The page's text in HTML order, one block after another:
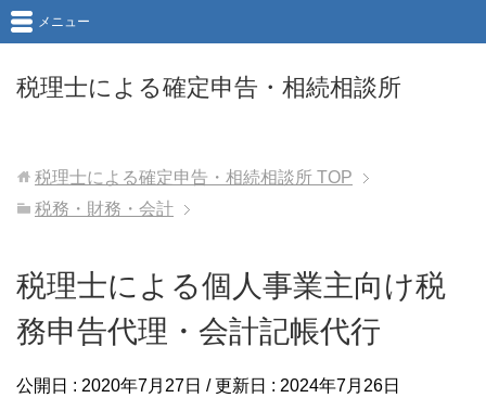
税理士による確定申告・相続相談所
メニュー
税理士による確定申告・相続相談所 TOP
税務・財務・会計
税理士による個人事業主向け税
務申告代理・会計記帳代行
公開日 : 2020年7月27日 / 更新日 : 2024年7月26日